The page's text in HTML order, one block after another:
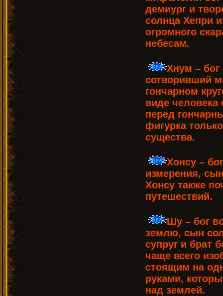
демиург и
солнца Хепри
огромного
небесам.
Хнум – бог
сотворивший
гончарном
виде человека
перед
фигурка
существа.
Хонсу –
измерения,
Хонсу также
путешествий.
Шу – бог
землю, сын
супруг и брат
чаще всего
стоящим на
руками,
над землей.